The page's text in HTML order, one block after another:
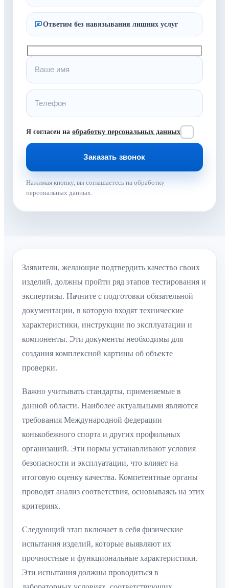
Ответим без навязывания лишних услуг
Я согласен на обработку персональных данных
Нажимая кнопку, вы соглашаетесь на обработку
персональных данных.
Заявители, желающие подтвердить качество своих
изделий, должны пройти ряд этапов тестирования и
экспертизы. Начните с подготовки обязательной
документации, в которую входят технические
характеристики, инструкции по эксплуатации и
компоненты. Эти документы необходимы для
создания комплексной картины об объекте
проверки.
Важно учитывать стандарты, применяемые в
данной области. Наиболее актуальными являются
требования Международной федерации
конькобежного спорта и других профильных
организаций. Эти нормы устанавливают условия
безопасности и эксплуатации, что влияет на
итоговую оценку качества. Компетентные органы
проводят анализ соответствия, основываясь на этих
критериях.
Следующий этап включает в себя физические
испытания изделий, которые выявляют их
прочностные и функциональные характеристики.
Эти испытания должны проводиться в